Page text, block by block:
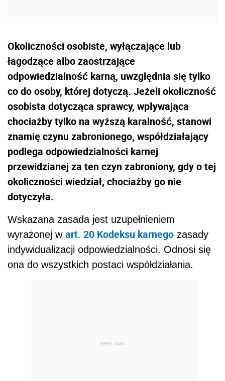
Okoliczności osobiste, wyłączające lub
łagodzące albo zaostrzające
odpowiedzialność karną, uwzględnia się tylko
co do osoby, której dotyczą. Jeżeli okoliczność
osobista dotycząca sprawcy, wpływająca
chociażby tylko na wyższą karalność, stanowi
znamię czynu zabronionego, współdziałający
podlega odpowiedzialności karnej
przewidzianej za ten czyn zabroniony, gdy o tej
okoliczności wiedział, chociażby go nie
dotyczyła.
Wskazana zasada jest uzupełnieniem
wyrażonej w art. 20 Kodeksu karnego zasady
indywidualizacji odpowiedzialności. Odnosi się
ona do wszystkich postaci współdziałania.
REKLAMA